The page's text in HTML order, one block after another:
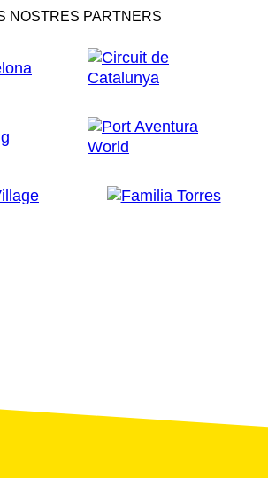
NOSTRES PARTNERS